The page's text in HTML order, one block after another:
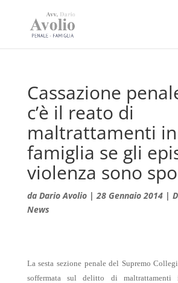
Cassazione
c’è il reato di
maltrattamenti in
famiglia se gli
violenza sono
da Dario Avolio|28 Gennaio 2014|
News
La sesta sezione penale del Supremo
soffermata sul delitto di